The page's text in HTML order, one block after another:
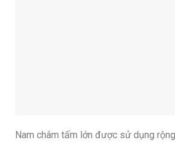
Nam châm tấm lớn được sử dụng